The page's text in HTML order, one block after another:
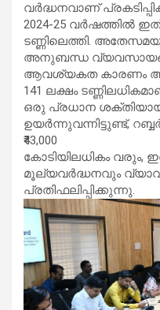
വർദ്ധനവാണ്
2024-25 വർഷത്തിൽ
ടണ്ണിലെത്തി.
അനുബന്ധ
ആവശ്യകത കാരണം
141 ലക്ഷം
ഒരു പ്രധാന
ഉയർന്നുവന്നിട്ടുണ്ട്,
₹43,000
കോടിയിലധികം വരും,
മൂല്യവർദ്ധനവും
പ്രതിഫലിപ്പിക്കുന്നു.